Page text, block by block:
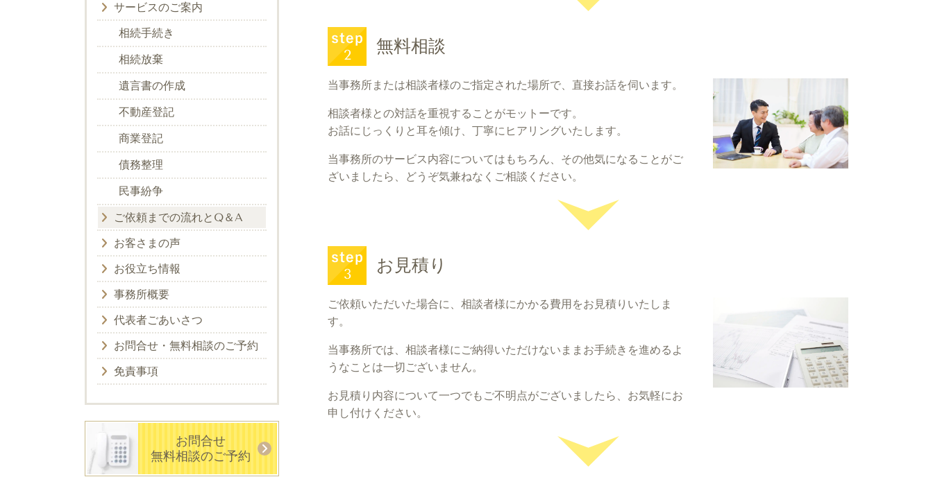
無料相談
当事務所または相談者様のご指定された場所で、直接お話を伺います。
相談者様との対話を重視することがモットーです。
お話にじっくりと耳を傾け、丁寧にヒアリングいたします。
当事務所のサービス内容についてはもちろん、その他気になることがご
ざいましたら、どうぞ気兼ねなくご相談ください。
お見積り
ご依頼いただいた場合に、相談者様にかかる費用をお見積りいたしま
す。
当事務所では、相談者様にご納得いただけないままお手続きを進めるよ
うなことは一切ございません。
お見積り内容について一つでもご不明点がございましたら、お気軽にお
申し付けください。
サービスのご案内
相続手続き
相続放棄
遺言書の作成
不動産登記
商業登記
債務整理
民事紛争
ご依頼までの流れとQ＆A
お客さまの声
お役立ち情報
事務所概要
代表者ごあいさつ
お問合せ・無料相談のご予約
免責事項
お問合せ
無料相談のご予約